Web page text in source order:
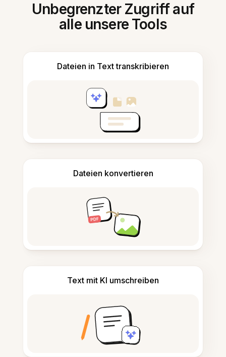
Unbegrenzter Zugriff auf
alle unsere Tools
Dateien in Text transkribieren
Dateien konvertieren
Text mit KI umschreiben